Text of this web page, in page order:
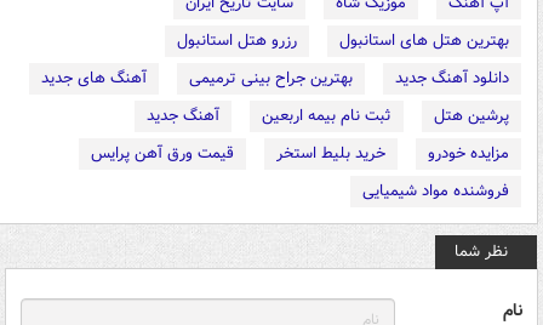
بهترین هتل های استانبول
رزرو هتل استانبول
دانلود آهنگ جدید
بهترین جراح بینی ترمیمی
آهنگ های جدید
پرشین هتل
ثبت نام بیمه اربعین
آهنگ جدید
مزایده خودرو
خرید بلیط استخر
قیمت ورق آهن پرایس
فروشنده مواد شیمیایی
نظر شما
نام